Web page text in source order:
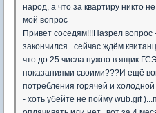
народ, а что за квартиру никто
мой вопрос
Привет соседям!!!Назрел
закончился...сейчас ждём
что до 25 числа нужно в ящик
показаниями своими???И ещё
потребления горячей и
- хоть убейте не пойму wub.gif